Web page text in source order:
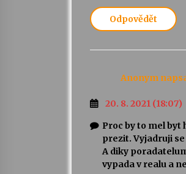
Odpovědět
Anonym
20. 8. 2021 (18:07)
Proc by to mel byt
prezit. Vyjadruji
A diky
vypada v realu a